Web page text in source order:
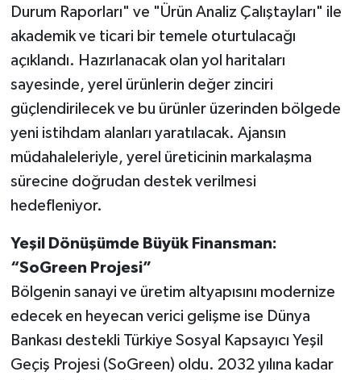
Durum Raporları" ve "Ürün Analiz Çalıştayları" ile
akademik ve ticari bir temele oturtulacağı
açıklandı. Hazırlanacak olan yol haritaları
sayesinde, yerel ürünlerin değer zinciri
güçlendirilecek ve bu ürünler üzerinden bölgede
yeni istihdam alanları yaratılacak. Ajansın
müdahaleleriyle, yerel üreticinin markalaşma
sürecine doğrudan destek verilmesi
hedefleniyor.
Yeşil Dönüşümde Büyük Finansman:
“SoGreen Projesi”
Bölgenin sanayi ve üretim altyapısını modernize
edecek en heyecan verici gelişme ise Dünya
Bankası destekli Türkiye Sosyal Kapsayıcı Yeşil
Geçiş Projesi (SoGreen) oldu. 2032 yılına kadar